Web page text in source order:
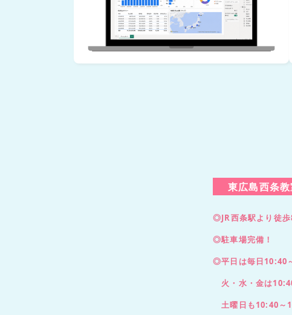
東広島西条
◎JR西条駅より徒歩
◎駐車場完備！
◎平日は毎日10:40
火・水・金は
土曜日も10:40～